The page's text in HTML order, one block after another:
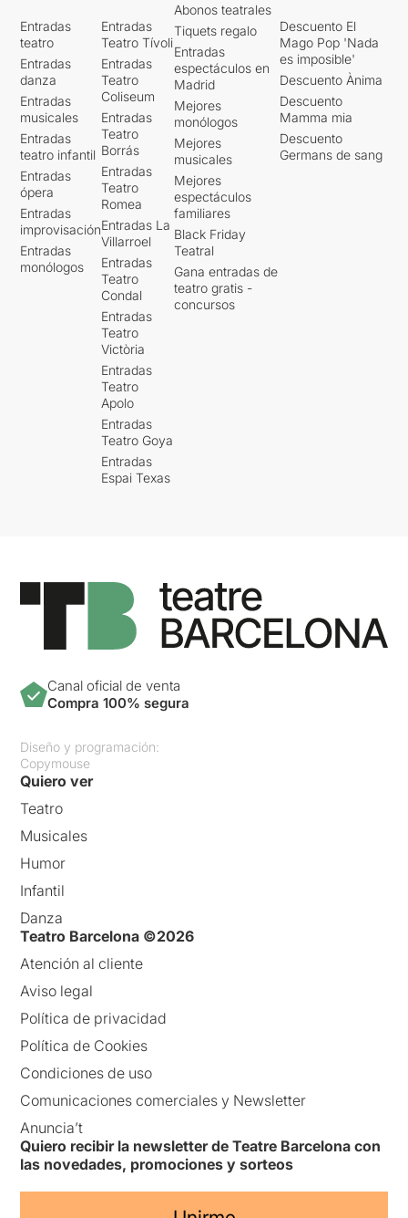
Entradas
teatro
Entradas
danza
Entradas
musicales
Entradas
teatro infantil
Entradas
ópera
Entradas
improvisación
Entradas
monólogos
Entradas
Teatro Tívoli
Entradas
Teatro
Coliseum
Entradas
Teatro
Borrás
Entradas
Teatro
Romea
Entradas La
Villarroel
Entradas
Teatro
Condal
Entradas
Teatro
Victòria
Entradas
Teatro
Apolo
Entradas
Teatro Goya
Entradas
Espai Texas
Abonos teatrales
Tiquets regalo
Entradas
espectáculos en
Madrid
Mejores
monólogos
Mejores
musicales
Mejores
espectáculos
familiares
Black Friday
Teatral
Gana entradas de
teatro gratis -
concursos
Descuento El
Mago Pop 'Nada
es imposible'
Descuento Ànima
Descuento
Mamma mia
Descuento
Germans de sang
Canal oficial de venta
Compra 100% segura
Diseño y programación:
Copymouse
Quiero ver
Teatro
Musicales
Humor
Infantil
Danza
Teatro Barcelona ©2026
Atención al cliente
Aviso legal
Política de privacidad
Política de Cookies
Condiciones de uso
Comunicaciones comerciales y Newsletter
Anuncia’t
Quiero recibir la newsletter de Teatre Barcelona con
las novedades, promociones y sorteos